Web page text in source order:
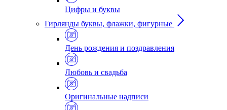
Цифры и буквы
Гирлянды буквы, флажки, фигурные
День рождения и поздравления
Любовь и свадьба
Оригинальные надписи